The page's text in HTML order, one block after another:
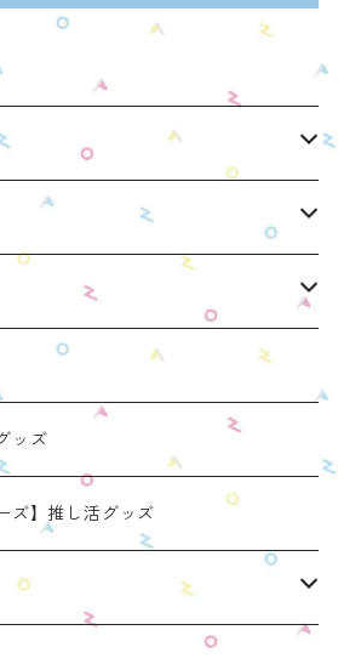
みん
るみん
約16cm）
ぬいぐるみポーチ
リニューアルモデル）
月発売モデル）
タンダードカラー
ールカラー
ド
みん
るみん
チ
約16cm）
）
ム
ス
ッズ
ズ】推し活グッズ